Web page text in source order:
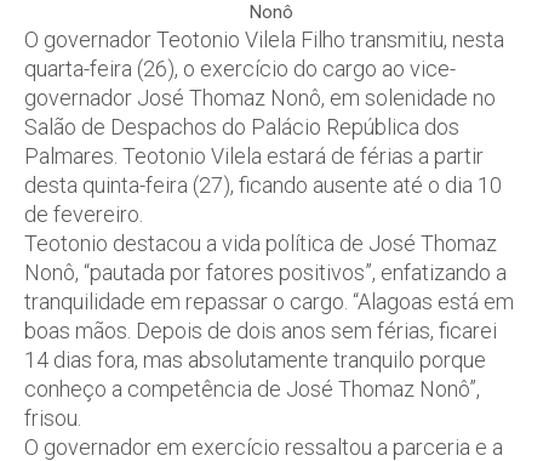
Nonô
O governador Teotonio Vilela Filho transmitiu, nesta
quarta-feira (26), o exercício do cargo ao vice-
governador José Thomaz Nonô, em solenidade no
Salão de Despachos do Palácio República dos
Palmares. Teotonio Vilela estará de férias a partir
desta quinta-feira (27), ficando ausente até o dia 10
de fevereiro.
Teotonio destacou a vida política de José Thomaz
Nonô, “pautada por fatores positivos”, enfatizando a
tranquilidade em repassar o cargo. “Alagoas está em
boas mãos. Depois de dois anos sem férias, ficarei
14 dias fora, mas absolutamente tranquilo porque
conheço a competência de José Thomaz Nonô”,
frisou.
O governador em exercício ressaltou a parceria e a